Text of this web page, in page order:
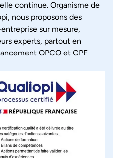
continue. Organisme de
nous proposons des
sur mesure,
experts, partout en
OPCO et CPF